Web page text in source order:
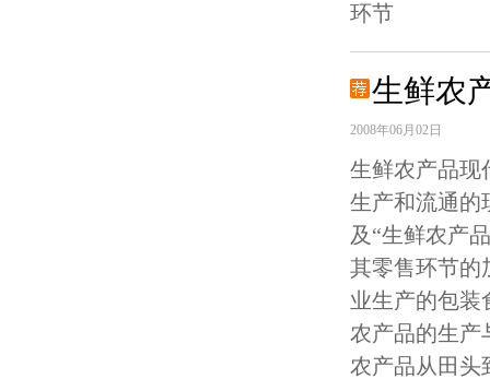
环节
生鲜农
2008年06月02日
生鲜农产品
生产和流通
及“生鲜农产
其零售环节的
业生产的包
农产品的生产
农产品从田头